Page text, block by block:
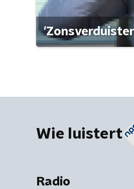
Wie luistert
Radio